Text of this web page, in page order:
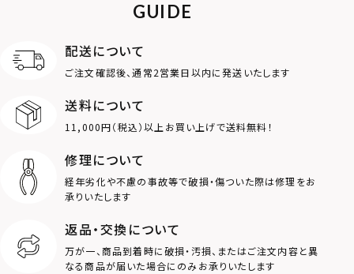
オンラインストア
ギフトボックス
MOTIF
ダブルリング
ロゴ
クラウン
GUIDE
配送について
ご注文確認後、通常2営業日以内に発送いたします
送料について
11,000円（税込）以上お買い上げで送料無料！
修理について
経年劣化や不慮の事故等で破損・傷ついた際は修理をお
承りいたします
返品・交換について
万が一、商品到着時に破損・汚損、またはご注文内容と異
なる商品が届いた場合にのみお承りいたします